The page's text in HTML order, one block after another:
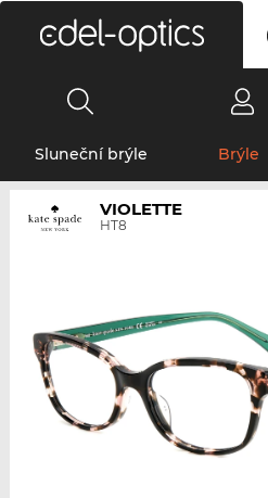
Sluneční brýle Brýle
VIOLETTE
HT8